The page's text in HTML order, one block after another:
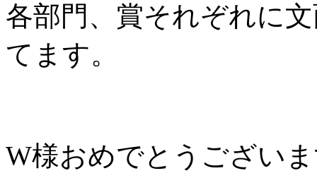
各部門、賞それぞれに
てます。
W様おめでとうござい